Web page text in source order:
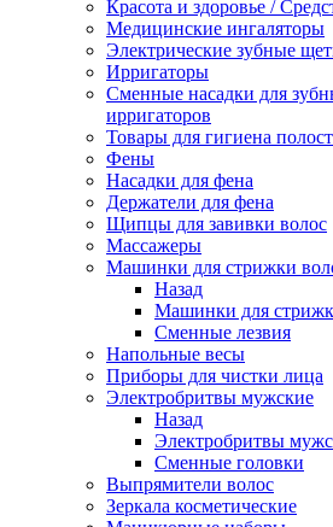
Красота и здоровье /
Медицинские ингаляторы
Электрические зубные
Ирригаторы
Сменные насадки для
ирригаторов
Товары для гигиена
Фены
Насадки для фена
Держатели для фена
Щипцы для завивки волос
Массажеры
Машинки для стрижки
Назад
Машинки для
Сменные лезвия
Напольные весы
Приборы для чистки лица
Электробритвы мужские
Назад
Электробритвы
Сменные головки
Выпрямители волос
Зеркала косметические